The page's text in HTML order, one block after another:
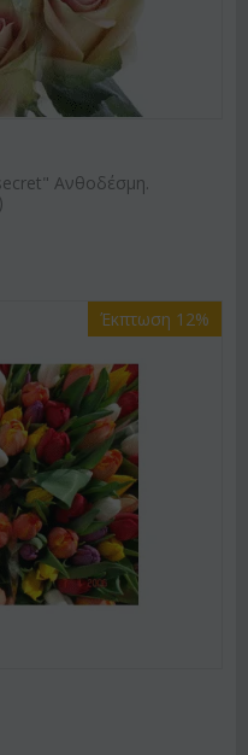
Ανθοδέσμη.
Έκπτωση 12%